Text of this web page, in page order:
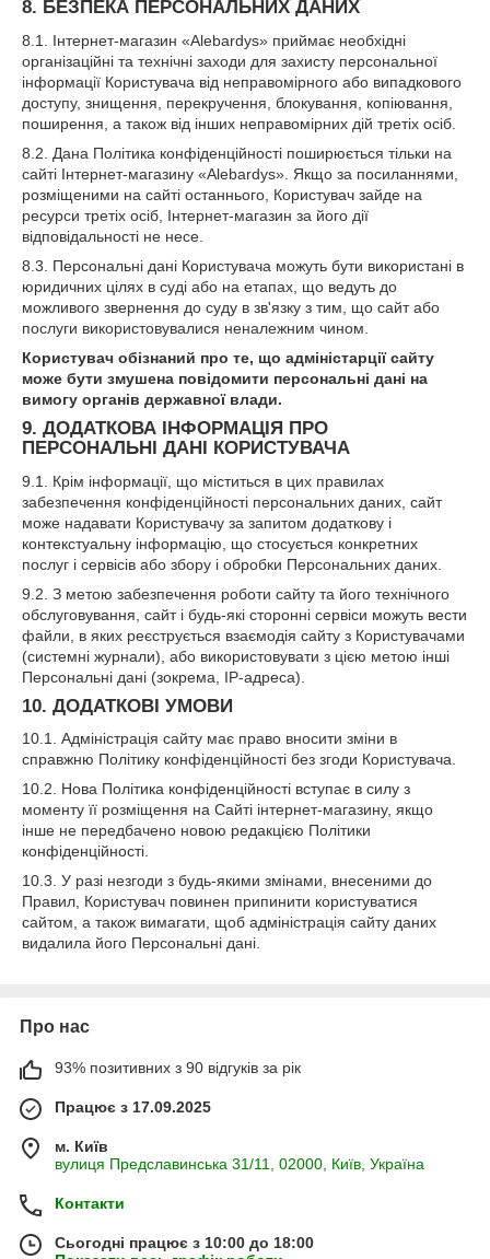
8. БЕЗПЕКА ПЕРСОНАЛЬНИХ ДАНИХ
8.1. Інтернет-магазин «Alebardys» приймає необхідні
організаційні та технічні заходи для захисту персональної
інформації Користувача від неправомірного або випадкового
доступу, знищення, перекручення, блокування, копіювання,
поширення, а також від інших неправомірних дій третіх осіб.
8.2. Дана Політика конфіденційності поширюється тільки на
сайті Інтернет-магазину «Alebardys». Якщо за посиланнями,
розміщеними на сайті останнього, Користувач зайде на
ресурси третіх осіб, Інтернет-магазин за його дії
відповідальності не несе.
8.3. Персональні дані Користувача можуть бути використані в
юридичних цілях в суді або на етапах, що ведуть до
можливого звернення до суду в зв'язку з тим, що сайт або
послуги використовувалися неналежним чином.
Користувач обізнаний про те, що адміністарції сайту
може бути змушена повідомити персональні дані на
вимогу органів державної влади.
9. ДОДАТКОВА ІНФОРМАЦІЯ ПРО
ПЕРСОНАЛЬНІ ДАНІ КОРИСТУВАЧА
9.1. Крім інформації, що міститься в цих правилах
забезпечення конфіденційності персональних даних, сайт
може надавати Користувачу за запитом додаткову і
контекстуальну інформацію, що стосується конкретних
послуг і сервісів або збору і обробки Персональних даних.
9.2. З метою забезпечення роботи сайту та його технічного
обслуговування, сайт і будь-які сторонні сервіси можуть вести
файли, в яких реєструється взаємодія сайту з Користувачами
(системні журнали), або використовувати з цією метою інші
Персональні дані (зокрема, IP-адреса).
10. ДОДАТКОВІ УМОВИ
10.1. Адміністрація сайту має право вносити зміни в
справжню Політику конфіденційності без згоди Користувача.
10.2. Нова Політика конфіденційності вступає в силу з
моменту її розміщення на Сайті інтернет-магазину, якщо
інше не передбачено новою редакцією Політики
конфіденційності.
10.3. У разі незгоди з будь-якими змінами, внесеними до
Правил, Користувач повинен припинити користуватися
сайтом, а також вимагати, щоб адміністрація сайту даних
видалила його Персональні дані.
Про нас
93% позитивних з 90 відгуків за рік
Працює з 17.09.2025
м. Київ
вулиця Предславинська 31/11, 02000, Київ, Україна
Контакти
Сьогодні працює з 10:00 до 18:00